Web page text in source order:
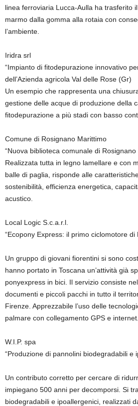
linea ferroviaria Lucca-Aulla ha trasferito
marmo dalla gomma alla rotaia con
l’ambiente.
Iridra srl
“Impianto di fitodepurazione innovativo
dell’Azienda agricola Val delle Rose (Gr)
Un esempio che rappresenta una
gestione delle acque di produzione della
fitodepurazione a più stadi con basso
Comune di Rosignano Marittimo
“Nuova biblioteca comunale di Rosignano
Realizzata tutta in legno lamellare e con
balle di paglia, risponde alle
sostenibilità, efficienza energetica,
acustico.
Local Logic S.c.a.r.l.
“Ecopony Express: il primo ciclomotore di
Un gruppo di giovani fiorentini si sono
hanno portato in Toscana un’attività già
ponyexpress in bici. Il servizio consiste
documenti e piccoli pacchi in tutto il
Firenze. Apprezzabile l’uso delle
palmare con collegamento GPS e internet.
W.I.P. spa
“Produzione di pannolini biodegradabili e
Un contributo corretto per cercare di
impiegano 500 anni per decomporsi. Si
biodegradabili e ipoallergenici, realizzati